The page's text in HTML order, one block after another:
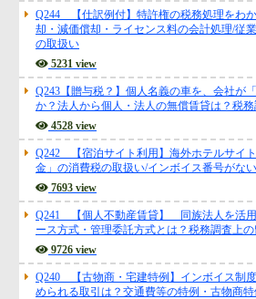
Q244 【仕訳例付】特許権の税務処理をわ
却・減価償却・ライセンス料の会計処理/従
の取扱い
5231 view
Q243【贈与税？】個人名義の車を、会社が
か？法人から個人・法人の無償賃貸は？税
4528 view
Q242 【宿泊サイト利用】海外ホテルサイ
金」の消費税の取扱い/インボイス番号がな
7693 view
Q241 【個人不動産賃貸】 同族法人を活用
ース方式・管理委託方式とは？税務調査上
9726 view
Q240 【古物商・宅建特例】インボイス制
められる取引は？交通費等の特例・古物商